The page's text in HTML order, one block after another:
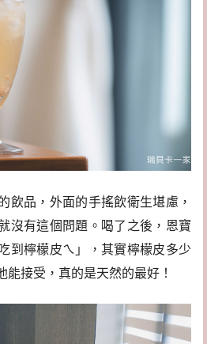
飲品，外面的手搖飲衛生堪慮，
沒有這個問題。喝了之後，恩寶
到檸檬皮ㄟ」，其實檸檬皮多少
能接受，真的是天然的最好！